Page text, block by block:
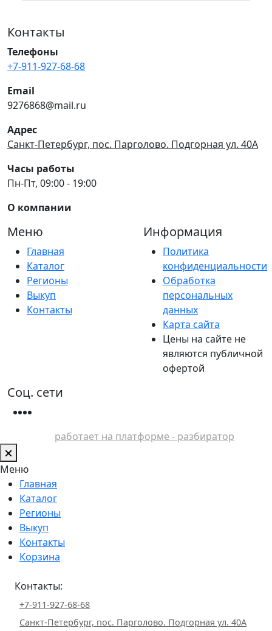
Контакты
Телефоны
+7-911-927-68-68
Email
9276868@mail.ru
Адрес
Санкт-Петербург, пос. Парголово. Подгорная ул. 40А
Часы работы
Пн-Пт, 09:00 - 19:00
О компании
Меню
Главная
Каталог
Регионы
Выкуп
Контакты
Информация
Политика
конфиденциальности
Обработка
персональных
данных
Карта сайта
Цены на сайте не
являются публичной
офертой
Соц. сети
работает на платформе - разбиратор
Меню
Главная
Каталог
Регионы
Выкуп
Контакты
Корзина
Контакты:
+7-911-927-68-68
Санкт-Петербург, пос. Парголово. Подгорная ул. 40А